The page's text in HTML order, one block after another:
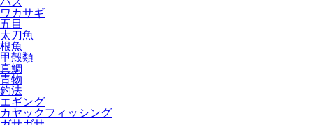
ワカサギ
五目
太刀魚
根魚
甲殻類
真鯛
青物
釣法
エギング
カヤックフィッシング